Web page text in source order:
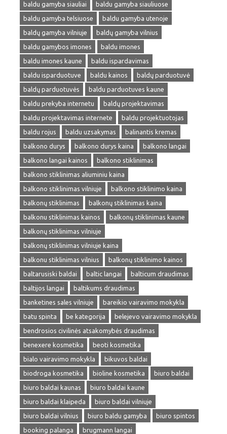
baldu gamyba siauliai
baldu gamyba siauliuose
baldu gamyba telsiuose
baldu gamyba utenoje
baldų gamyba vilniuje
baldų gamyba vilnius
baldu gamybos imones
baldu imones
baldu imones kaune
baldu ispardavimas
baldu isparduotuve
baldu kainos
baldų parduotuvė
baldų parduotuvės
baldu parduotuves kaune
baldu prekyba internetu
baldų projektavimas
baldu projektavimas internete
baldu projektuotojas
baldu rojus
baldu uzsakymas
balinantis kremas
balkono durys
balkono durys kaina
balkono langai
balkono langai kainos
balkono stiklinimas
balkono stiklinimas aliuminiu kaina
balkono stiklinimas vilniuje
balkono stiklinimo kaina
balkonų stiklinimas
balkonų stiklinimas kaina
balkonu stiklinimas kainos
balkonų stiklinimas kaune
balkonų stiklinimas vilniuje
balkonų stiklinimas vilniuje kaina
balkonu stiklinimas vilnius
balkonų stiklinimo kainos
baltarusiski baldai
baltic langai
balticum draudimas
baltijos langai
baltikums draudimas
banketines sales vilniuje
bareikio vairavimo mokykla
batu spinta
be kategorija
belejevo vairavimo mokykla
bendrosios civilinės atsakomybės draudimas
benexere kosmetika
beoti kosmetika
bialo vairavimo mokykla
bikuvos baldai
biodroga kosmetika
bioline kosmetika
biuro baldai
biuro baldai kaunas
biuro baldai kaune
biuro baldai klaipeda
biuro baldai vilniuje
biuro baldai vilnius
biuro baldu gamyba
biuro spintos
booking palanga
brugmann langai